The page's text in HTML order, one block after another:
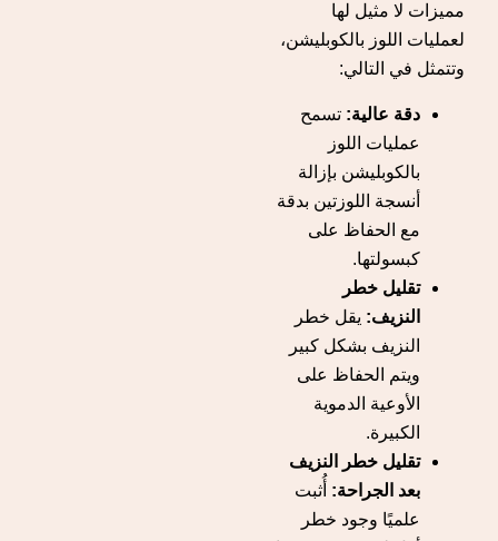
مميزات لا مثيل لها
لعمليات اللوز بالكوبليشن،
وتتمثل في التالي:
دقة عالية: تسمح
عمليات اللوز
بالكوبليشن بإزالة
أنسجة اللوزتين بدقة
مع الحفاظ على
كبسولتها.
تقليل خطر
النزيف: يقل خطر
النزيف بشكل كبير
ويتم الحفاظ على
الأوعية الدموية
الكبيرة.
تقليل خطر النزيف
بعد الجراحة: أُثبت
علميًا وجود خطر